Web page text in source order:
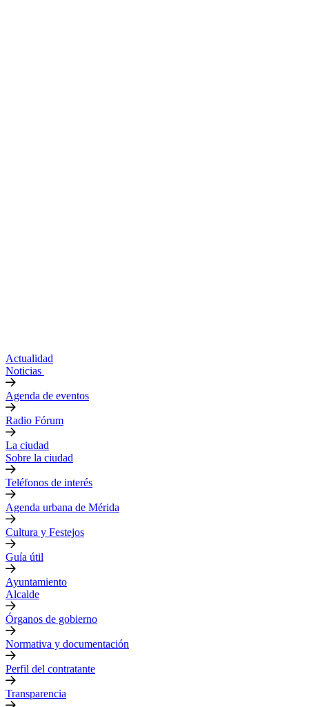
Actualidad
Noticias
Agenda de eventos
Radio Fórum
La ciudad
Sobre la ciudad
Teléfonos de interés
Agenda urbana de Mérida
Cultura y Festejos
Guía útil
Ayuntamiento
Alcalde
Órganos de gobierno
Normativa y documentación
Perfil del contratante
Transparencia